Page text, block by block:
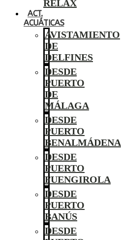
RELAX
ACT.
ACUÁTICAS
AVISTAMIENTO
DE
DELFINES
DESDE
PUERTO
DE
MÁLAGA
DESDE
PUERTO
BENALMÁDENA
DESDE
PUERTO
FUENGIROLA
DESDE
PUERTO
BANÚS
DESDE